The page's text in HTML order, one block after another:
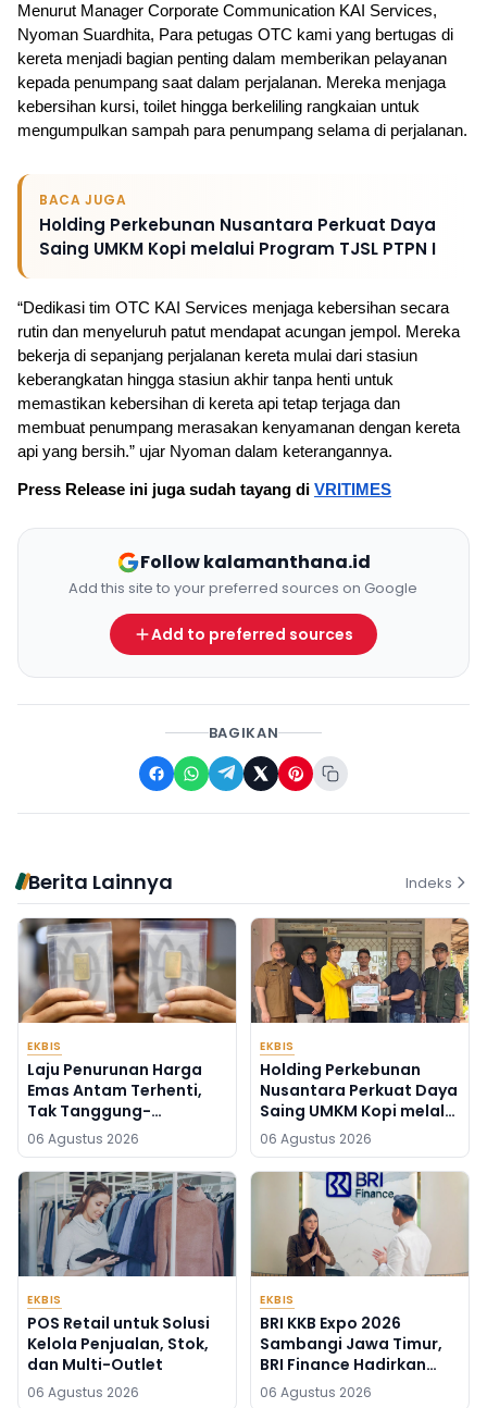
Menurut Manager Corporate Communication KAI Services,
Nyoman Suardhita, Para petugas OTC kami yang bertugas di
kereta menjadi bagian penting dalam memberikan pelayanan
kepada penumpang saat dalam perjalanan. Mereka menjaga
kebersihan kursi, toilet hingga berkeliling rangkaian untuk
mengumpulkan sampah para penumpang selama di perjalanan.
BACA JUGA
Holding Perkebunan Nusantara Perkuat Daya
Saing UMKM Kopi melalui Program TJSL PTPN I
“Dedikasi tim OTC KAI Services menjaga kebersihan secara
rutin dan menyeluruh patut mendapat acungan jempol. Mereka
bekerja di sepanjang perjalanan kereta mulai dari stasiun
keberangkatan hingga stasiun akhir tanpa henti untuk
memastikan kebersihan di kereta api tetap terjaga dan
membuat penumpang merasakan kenyamanan dengan kereta
api yang bersih.” ujar Nyoman dalam keterangannya.
Press Release ini juga sudah tayang di VRITIMES
Follow kalamanthana.id
Add this site to your preferred sources on Google
Add to preferred sources
BAGIKAN
Berita Lainnya Indeks
EKBIS
Laju Penurunan Harga
Emas Antam Terhenti,
Tak Tanggung-
tanggung Naik Rp50
Ribu Per Gram
06 Agustus 2026
EKBIS
Holding Perkebunan
Nusantara Perkuat Daya
Saing UMKM Kopi melalui
Program TJSL PTPN I
06 Agustus 2026
EKBIS
POS Retail untuk Solusi
Kelola Penjualan, Stok,
dan Multi-Outlet
06 Agustus 2026
EKBIS
BRI KKB Expo 2026
Sambangi Jawa Timur,
BRI Finance Hadirkan
Solusi Pembiayaan
06 Agustus 2026